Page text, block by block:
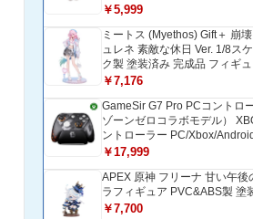
￥5,999
ミートス (Myethos) Gift＋ 崩
ュレネ 素敵な休日 Ver. 1/8ス
ク製 塗装済み 完成品 フィギ
￥7,176
GameSir G7 Pro PCコントロ
ゾーンゼロコラボモデル）
ントローラー PC/Xbox/
ーラー 1200mAH大容量バッテ
コントローラー 追加ボタン＆
振動モーター搭載 トリガース
ンロック付きゲームパッド 光
￥17,999
APEX 原神 フリーナ 甘い午後
ラフィギュア PVC&ABS製 塗
￥7,700